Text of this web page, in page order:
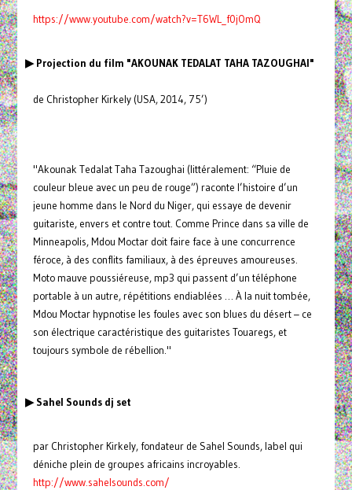
https://www.youtube.com/watch?v=T6WL_f0jOmQ
▶ Projection du film "AKOUNAK TEDALAT TAHA TAZOUGHAI"
de Christopher Kirkely (USA, 2014, 75’)
"Akounak Tedalat Taha Tazoughai (littéralement: “Pluie de
couleur bleue avec un peu de rouge”) raconte l’histoire d’un
jeune homme dans le Nord du Niger, qui essaye de devenir
guitariste, envers et contre tout. Comme Prince dans sa ville de
Minneapolis, Mdou Moctar doit faire face à une concurrence
féroce, à des conflits familiaux, à des épreuves amoureuses.
Moto mauve poussiéreuse, mp3 qui passent d’un téléphone
portable à un autre, répétitions endiablées … À la nuit tombée,
Mdou Moctar hypnotise les foules avec son blues du désert – ce
son électrique caractéristique des guitaristes Touaregs, et
toujours symbole de rébellion."
▶ Sahel Sounds dj set
par Christopher Kirkely, fondateur de Sahel Sounds, label qui
déniche plein de groupes africains incroyables.
http://www.sahelsounds.com/